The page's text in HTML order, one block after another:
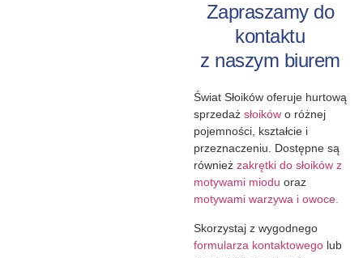
Zapraszamy do
kontaktu
z naszym biurem
Świat Słoików oferuje hurtową
sprzedaż słoikówo różnej
pojemności, kształcie i
przeznaczeniu. Dostępne są
również zakrętki do słoików z
motywami miodu oraz
motywami warzywa i owoce.
Skorzystaj z wygodnego
formularza kontaktowegolub